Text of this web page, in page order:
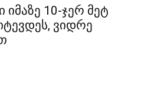
იმაზე 10-ჯერ მეტ
ვიდრე